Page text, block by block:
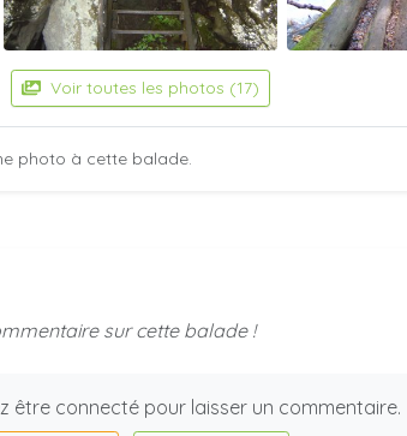
Voir toutes les photos (17)
photo à cette balade.
sur cette balade !
être connecté pour laisser un commentaire.